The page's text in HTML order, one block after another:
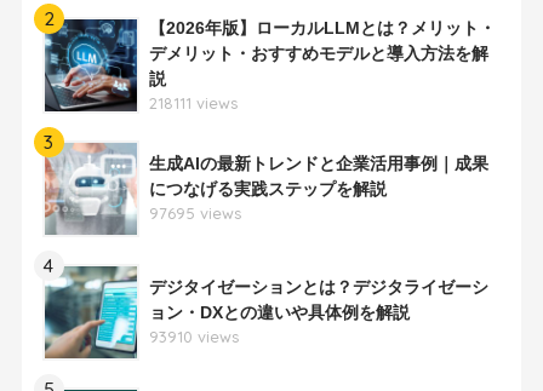
2
【2026年版】ローカルLLMとは？メリット・
デメリット・おすすめモデルと導入方法を解
説
218111 views
3
生成AIの最新トレンドと企業活用事例｜成果
につなげる実践ステップを解説
97695 views
4
デジタイゼーションとは？デジタライゼーシ
ョン・DXとの違いや具体例を解説
93910 views